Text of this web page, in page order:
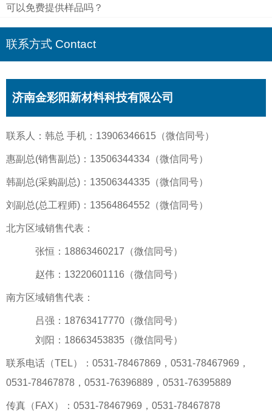
可以免费提供样品吗？
联系方式 Contact
济南金彩阳新材料科技有限公司
联系人：韩总 手机：13906346615（微信同号）
惠副总(销售副总)：13506344334（微信同号）
韩副总(采购副总)：13506344335（微信同号）
刘副总(总工程师)：13564864552（微信同号）
北方区域销售代表：
张恒：18863460217（微信同号）
赵伟：13220601116（微信同号）
南方区域销售代表：
吕强：18763417770（微信同号）
刘阳：18663453835（微信同号）
联系电话（TEL）：0531-78467869，0531-78467969，
0531-78467878，0531-76396889，0531-76395889
传真（FAX）：0531-78467969，0531-78467878